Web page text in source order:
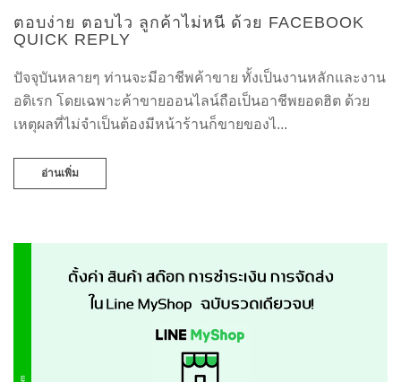
ตอบง่าย ตอบไว ลูกค้าไม่หนี ด้วย FACEBOOK
QUICK REPLY
ปัจจุบันหลายๆ ท่านจะมีอาชีพค้าขาย ทั้งเป็นงานหลักและงาน
อดิเรก โดยเฉพาะค้าขายออนไลน์ถือเป็นอาชีพยอดฮิต ด้วย
เหตุผลที่ไม่จำเป็นต้องมีหน้าร้านก็ขายของไ...
อ่านเพิ่ม